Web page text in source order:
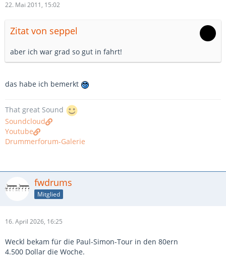
22. Mai 2011, 15:02
Zitat von seppel
aber ich war grad so gut in fahrt!
das habe ich bemerkt
That great Sound
Soundcloud
Youtube
Drummerforum-Galerie
fwdrums
Mitglied
16. April 2026, 16:25
Weckl bekam für die Paul-Simon-Tour in den 80ern
4.500 Dollar die Woche.